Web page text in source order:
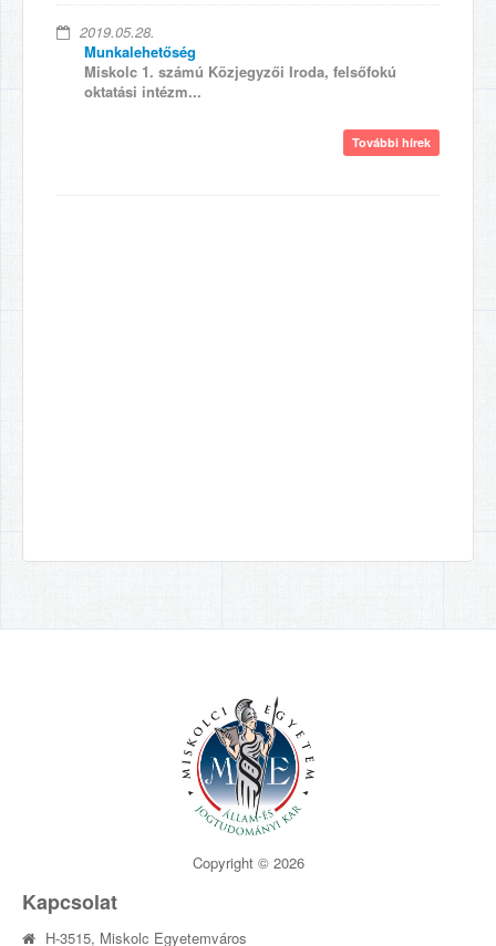
2019.05.28.
Munkalehetőség
Miskolc 1. számú Közjegyzői Iroda, felsőfokú
oktatási intézm...
További hírek
Copyright © 2026
Kapcsolat
H-3515, Miskolc Egyetemváros